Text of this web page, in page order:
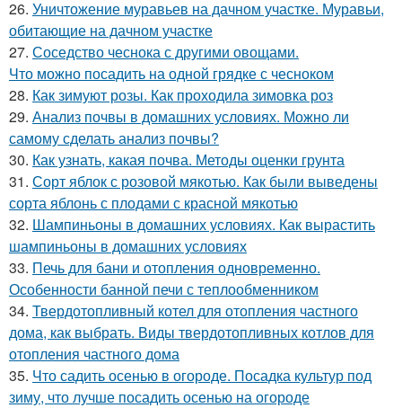
26. Уничтожение муравьев на дачном участке. Муравьи,
обитающие на дачном участке
27. Соседство чеснока с другими овощами.
Что можно посадить на одной грядке с чесноком
28. Как зимуют розы. Как проходила зимовка роз
29. Анализ почвы в домашних условиях. Можно ли
самому сделать анализ почвы?
30. Как узнать, какая почва. Методы оценки грунта
31. Сорт яблок с розовой мякотью. Как были выведены
сорта яблонь с плодами с красной мякотью
32. Шампиньоны в домашних условиях. Как вырастить
шампиньоны в домашних условиях
33. Печь для бани и отопления одновременно.
Особенности банной печи с теплообменником
34. Твердотопливный котел для отопления частного
дома, как выбрать. Виды твердотопливных котлов для
отопления частного дома
35. Что садить осенью в огороде. Посадка культур под
зиму, что лучше посадить осенью на огороде